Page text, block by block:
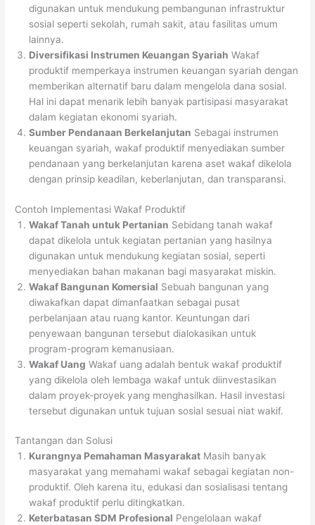
digunakan untuk mendukung pembangunan infrastruktur
sosial seperti sekolah, rumah sakit, atau fasilitas umum
lainnya.
Diversifikasi Instrumen Keuangan Syariah Wakaf
produktif memperkaya instrumen keuangan syariah dengan
memberikan alternatif baru dalam mengelola dana sosial.
Hal ini dapat menarik lebih banyak partisipasi masyarakat
dalam kegiatan ekonomi syariah.
Sumber Pendanaan Berkelanjutan Sebagai instrumen
keuangan syariah, wakaf produktif menyediakan sumber
pendanaan yang berkelanjutan karena aset wakaf dikelola
dengan prinsip keadilan, keberlanjutan, dan transparansi.
Contoh Implementasi Wakaf Produktif
Wakaf Tanah untuk Pertanian Sebidang tanah wakaf
dapat dikelola untuk kegiatan pertanian yang hasilnya
digunakan untuk mendukung kegiatan sosial, seperti
menyediakan bahan makanan bagi masyarakat miskin.
Wakaf Bangunan Komersial Sebuah bangunan yang
diwakafkan dapat dimanfaatkan sebagai pusat
perbelanjaan atau ruang kantor. Keuntungan dari
penyewaan bangunan tersebut dialokasikan untuk
program-program kemanusiaan.
Wakaf Uang Wakaf uang adalah bentuk wakaf produktif
yang dikelola oleh lembaga wakaf untuk diinvestasikan
dalam proyek-proyek yang menghasilkan. Hasil investasi
tersebut digunakan untuk tujuan sosial sesuai niat wakif.
Tantangan dan Solusi
Kurangnya Pemahaman Masyarakat Masih banyak
masyarakat yang memahami wakaf sebagai kegiatan non-
produktif. Oleh karena itu, edukasi dan sosialisasi tentang
wakaf produktif perlu ditingkatkan.
Keterbatasan SDM Profesional Pengelolaan wakaf